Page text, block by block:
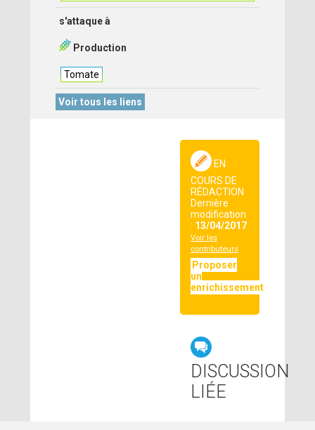
s'attaque à
Production
Tomate
Voir tous les liens
EN
COURS DE
RÉDACTION
Dernière
modification
: 13/04/2017
Voir les
contributeurs
Proposer
un
enrichissement
DISCUSSION
LIÉE